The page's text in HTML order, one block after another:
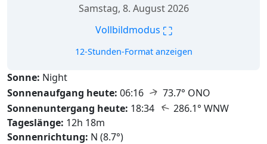
Samstag, 8. August 2026
Vollbildmodus ⛶
12-Stunden-Format anzeigen
Sonne: Night
Sonnenaufgang heute: 06:16 ↑ 73.7° ONO
Sonnenuntergang heute: 18:34 ↑ 286.1° WNW
Tageslänge: 12h 18m
Sonnenrichtung: N (8.7°)